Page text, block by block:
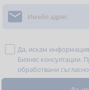

Да, искам информация
Бизнес консултации.
обработвани съгласно